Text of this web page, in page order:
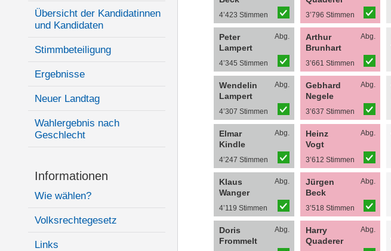
Übersicht der Kandidatinnen
und Kandidaten
Stimmbeteiligung
Ergebnisse
Neuer Landtag
Wahlergebnis nach
Geschlecht
Informationen
Wie wählen?
Volksrechtegesetz
Links
4’423 Stimmen
Peter
Lampert
Abg.
4’345 Stimmen
Wendelin
Lampert
Abg.
4’307 Stimmen
Elmar
Kindle
Abg.
4’247 Stimmen
Klaus
Wanger
Abg.
4’119 Stimmen
Doris
Frommelt
Abg.
3’796 Stimmen
Arthur
Brunhart
Abg.
3’661 Stimmen
Gebhard
Negele
Abg.
3’637 Stimmen
Heinz
Vogt
Abg.
3’612 Stimmen
Jürgen
Beck
Abg.
3’518 Stimmen
Harry
Quaderer
Abg.